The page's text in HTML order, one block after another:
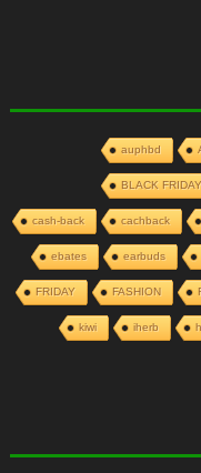
auphbd
BLACK FRIDAY
cachback
cash-back
earbuds
ebates
FASHION
FRIDAY
iherb
kiwi